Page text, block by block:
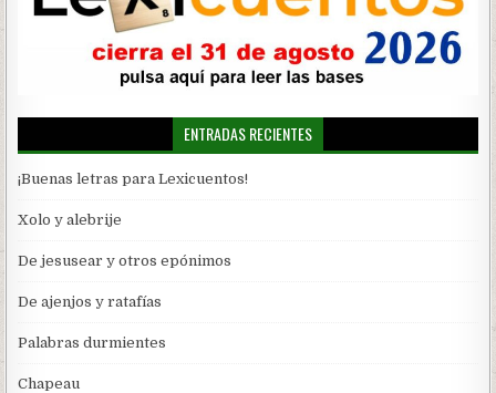
ENTRADAS RECIENTES
¡Buenas letras para Lexicuentos!
Xolo y alebrije
De jesusear y otros epónimos
De ajenjos y ratafías
Palabras durmientes
Chapeau